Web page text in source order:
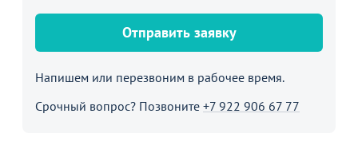
Отправить заявку
Напишем или перезвоним в рабочее время.
Срочный вопрос? Позвоните +7 922 906 67 77